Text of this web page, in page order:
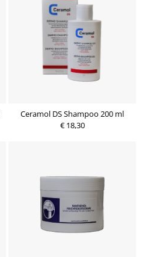
Ceramol DS Shampoo 200 ml
€ 18,30